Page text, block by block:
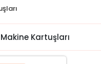
Kartuşları